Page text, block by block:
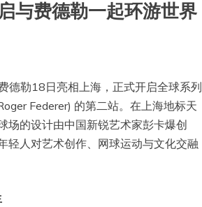
与费德勒一起环游世界
勒18日亮相上海，正式开启全球系列
Federer) 的第二站。在上海地标天
场的设计由中国新锐艺术家彭卡爆创
轻人对艺术创作、网球运动与文化交融